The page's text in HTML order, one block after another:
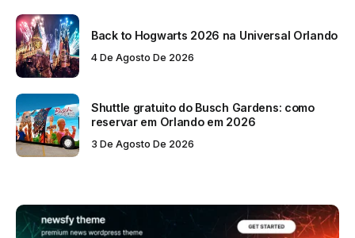
Back to Hogwarts 2026 na Universal Orlando
4 De Agosto De 2026
Shuttle gratuito do Busch Gardens: como
reservar em Orlando em 2026
3 De Agosto De 2026